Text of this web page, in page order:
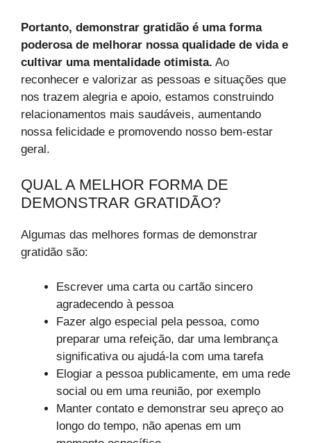
Portanto, demonstrar gratidão é uma forma
poderosa de melhorar nossa qualidade de vida e
cultivar uma mentalidade otimista. Ao
reconhecer e valorizar as pessoas e situações que
nos trazem alegria e apoio, estamos construindo
relacionamentos mais saudáveis, aumentando
nossa felicidade e promovendo nosso bem-estar
geral.
QUAL A MELHOR FORMA DE
DEMONSTRAR GRATIDÃO?
Algumas das melhores formas de demonstrar
gratidão são:
Escrever uma carta ou cartão sincero
agradecendo à pessoa
Fazer algo especial pela pessoa, como
preparar uma refeição, dar uma lembrança
significativa ou ajudá-la com uma tarefa
Elogiar a pessoa publicamente, em uma rede
social ou em uma reunião, por exemplo
Manter contato e demonstrar seu apreço ao
longo do tempo, não apenas em um